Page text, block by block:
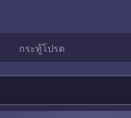
กระทู้โปรด